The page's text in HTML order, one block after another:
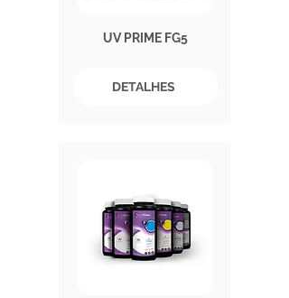
UV PRIME FG5
DETALHES